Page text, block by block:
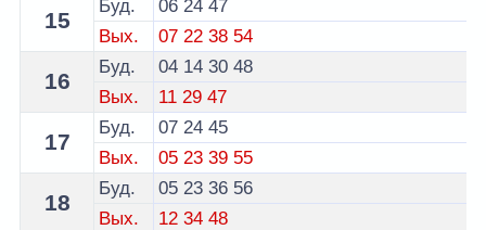
15
Буд. 06 24 47
Вых.
07 22 38 54
16
Буд. 04 14 30 48
Вых.
11 29 47
17
Буд. 07 24 45
Вых.
05 23 39 55
18
Буд. 05 23 36 56
Вых.
12 34 48